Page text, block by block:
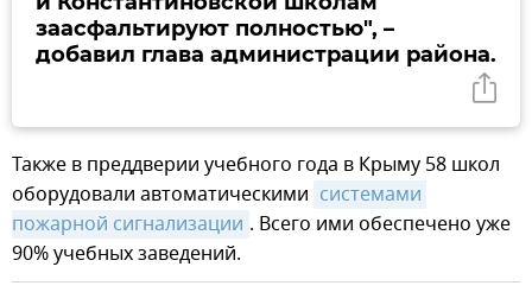
заасфальтируют полностью", –
добавил глава администрации района.
Также в преддверии учебного года в Крыму 58 школ
оборудовали автоматическими системами
пожарной сигнализации . Всего ими обеспечено уже
90% учебных заведений.